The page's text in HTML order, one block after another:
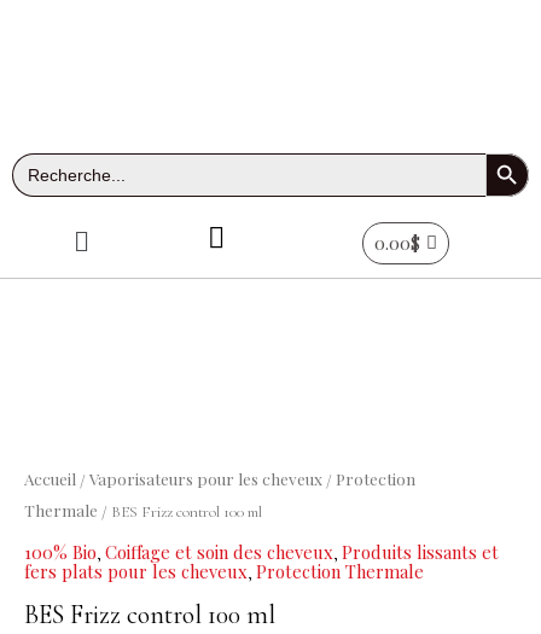
Search
for:
Search Button
Menu 0.00$
Accueil / Vaporisateurs pour les cheveux / Protection
Thermale / BES Frizz control 100 ml
100% Bio, Coiffage et soin des cheveux, Produits lissants et
fers plats pour les cheveux, Protection Thermale
BES Frizz control 100 ml